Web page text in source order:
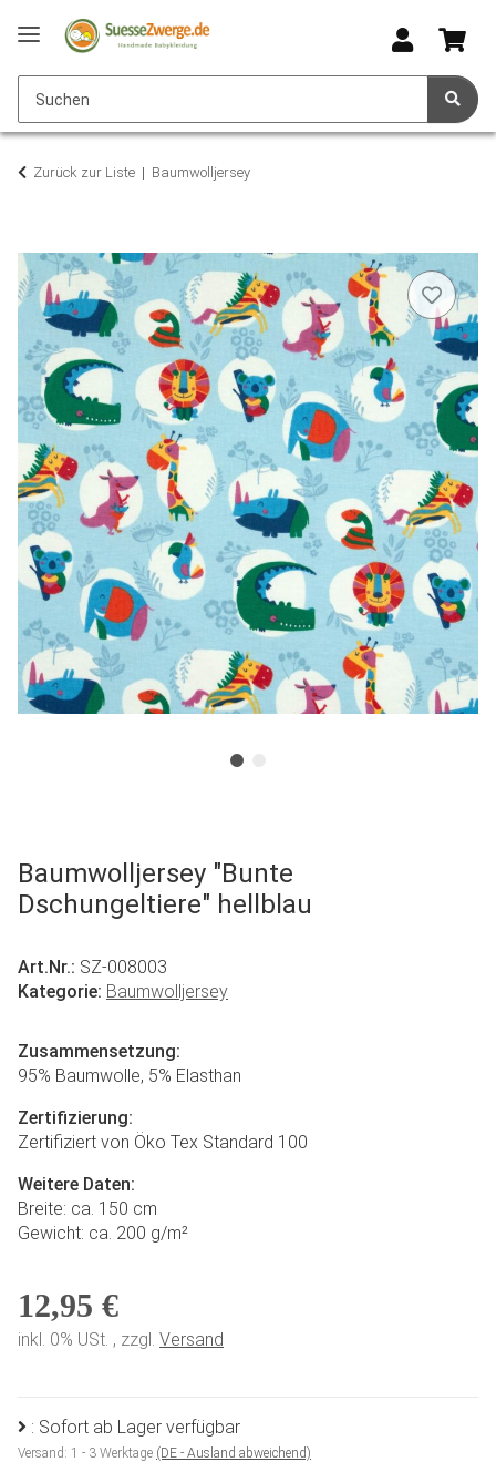
Zurück zur Liste Baumwolljersey
Baumwolljersey "Bunte
Dschungeltiere" hellblau
Art.Nr.: SZ-008003
Kategorie: Baumwolljersey
Zusammensetzung:
95% Baumwolle, 5% Elasthan
Zertifizierung:
Zertifiziert von Öko Tex Standard 100
Weitere Daten:
Breite: ca. 150 cm
Gewicht: ca. 200 g/m²
12,95 €
inkl. 0% USt. , zzgl. Versand
: Sofort ab Lager verfügbar
Versand: 1 - 3 Werktage (DE - Ausland abweichend)